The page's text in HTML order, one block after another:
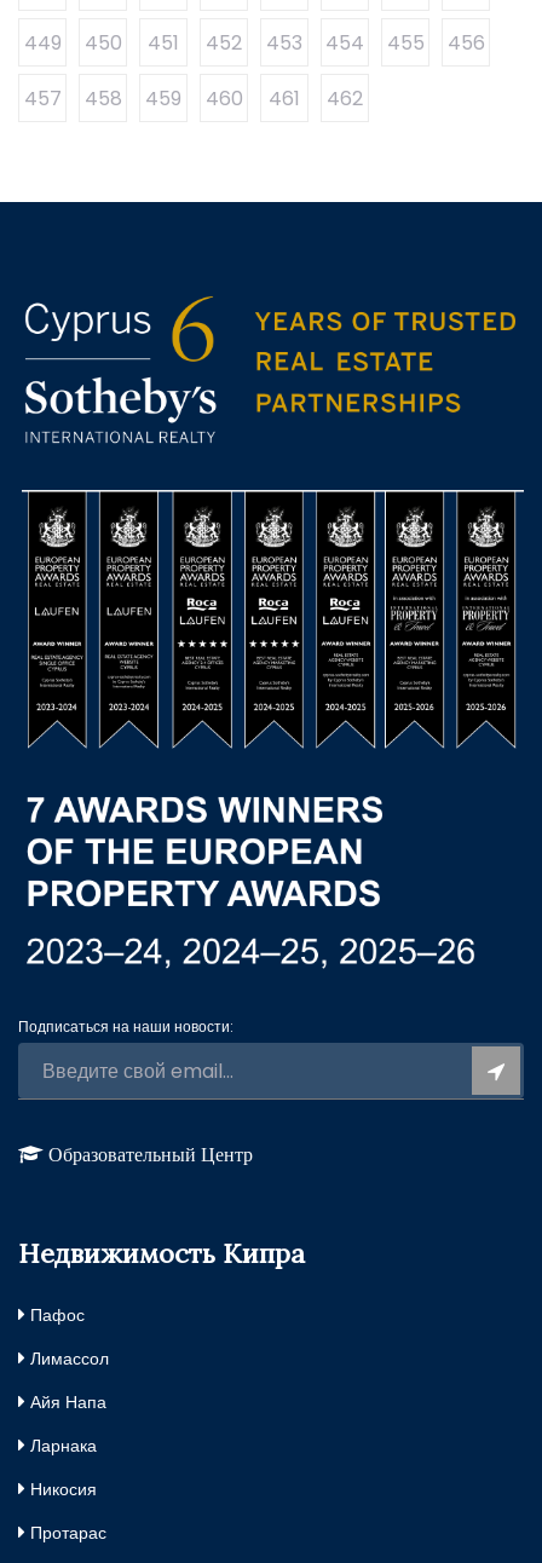
449
450 451 452 453 454 455
456
457
458 459 460 461 462
Подписаться на наши новости:
Образовательный Центр
Недвижимость Кипра
Пафос
Лимассол
Айя Напа
Ларнака
Никосия
Протарас